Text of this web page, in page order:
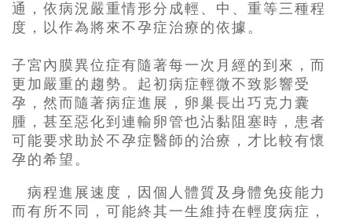
通，依病況嚴重情形分成輕、中、重等三種程
度，以作為將來不孕症治療的依據。
子宮內膜異位症有隨著每一次月經的到來，而
更加嚴重的趨勢。起初病症輕微不致影響受
孕，然而隨著病症進展，卵巢長出巧克力囊
腫，甚至惡化到連輸卵管也沾黏阻塞時，患者
可能要求助於不孕症醫師的治療，才比較有懷
孕的希望。
病程進展速度，因個人體質及身體免疫能力
而有所不同，可能終其一生維持在輕度病症，